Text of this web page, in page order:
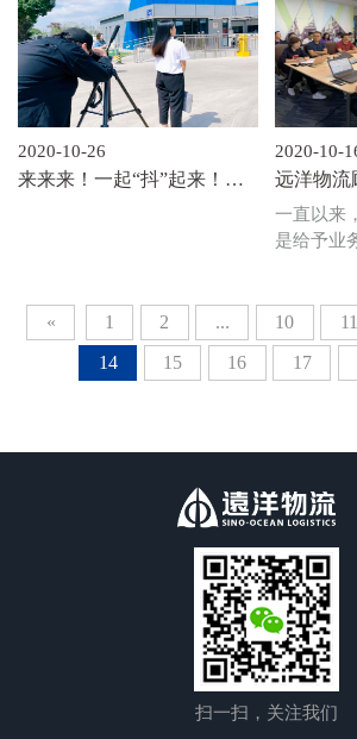
日，物流公司开发条线特别组
织了与战略合作总包单位也是
远洋投资企业之一的四川规矩
建设有限公司的专题交流会，
凝聚匠心，共同提升远洋物流
产品的品质和产品力，树立远
洋物流品牌的市场形象。
流”和“物
践，必将
通、安全
强有力的
2020-10-26
来来来！一起“抖”起来！
2020-10-
远洋物流
划“红线
务持续
一直以来
是给予业
业条线明
划定廉洁
业共同推
程审计案
严控红线
物流项目
发展夯实
« 1 2 ... 10 11
14
15 16 17
扫一扫，关注我们